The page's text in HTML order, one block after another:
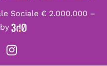
Sociale € 2.000.000 –